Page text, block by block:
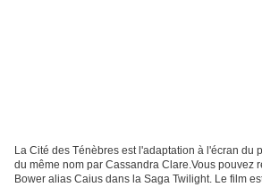
La Cité des Ténèbres est l'adaptation à l'écran du
du même nom par Cassandra Clare.Vous pouvez
Bower alias Caius dans la Saga Twilight. Le film